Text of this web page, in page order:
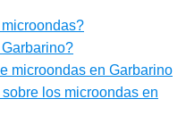
microondas en Garbarino
los microondas en